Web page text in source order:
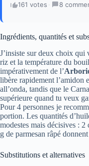
161 votes · 8
Ingrédients, quantités et
J’insiste sur deux choix
riz et la température du
impérativement de l’
libère rapidement l’amidon
all’onda, tandis que le
supérieure quand tu veux
Pour 4 personnes je
portion. Les quantités
modestes mais décisives :
g de parmesan râpé
Substitutions et alternatives